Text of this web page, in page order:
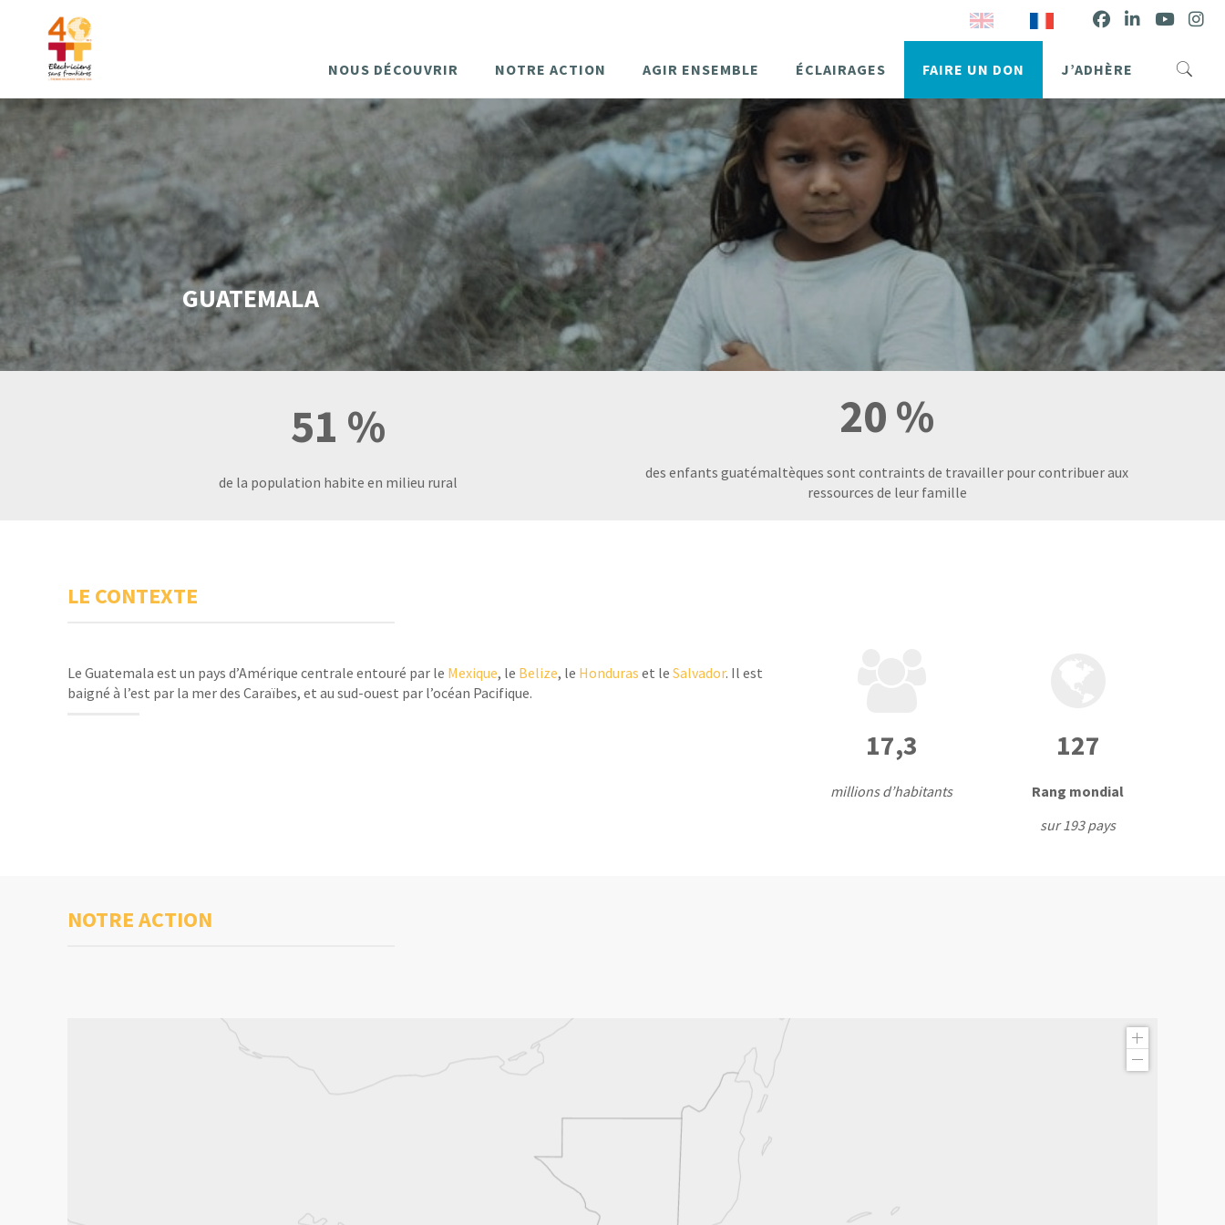
NOUS DÉCOUVRIR NOTRE ACTION AGIR ENSEMBLE ÉCLAIRAGES FAIRE UN DON J’ADHÈRE
GUATEMALA
51 %
de la population habite en milieu rural
20 %
des enfants guatémaltèques sont contraints de travailler pour contribuer aux
ressources de leur famille
LE CONTEXTE
Le Guatemala est un pays d’Amérique centrale entouré par le Mexique, le Belize, le Honduras et leSalvador. Il est
baigné à l’est par la mer des Caraïbes, et au sud-ouest par l’océan Pacifique.
17,3
millions d’habitants
127
Rang mondial
sur 193 pays
NOTRE ACTION